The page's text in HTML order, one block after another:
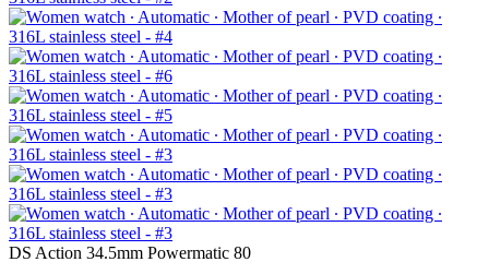
DS Action 34.5mm Powermatic 80